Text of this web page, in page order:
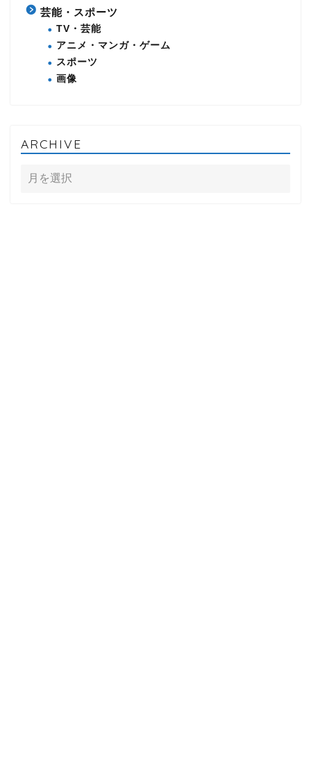
芸能・スポーツ
TV・芸能
アニメ・マンガ・ゲーム
スポーツ
画像
ARCHIVE